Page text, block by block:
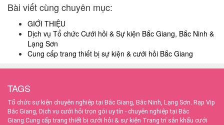
Bài viết cùng chuyên mục:
GIỚI THIỆU
Dịch vụ Tổ chức Cưới hỏi & Sự kiện Bắc Giang, Bắc Ninh &
Lạng Sơn
Cung cấp trang thiết bị sự kiện & cưới hỏi Bắc Giang
TAGS
Tổ chức sự kiện chuyên nghiệp tại Bắc Giang, Bắc Ninh, Lạng Sơn. Rạp Vip
Bắc Giang, Dịch vụ cưới hỏi trọn gói uy tín - chuyên nghiệp tại Bắc
Giang.Cung cấp trang thiết bị cưới hỏi & sự kiện Trang trí sân khấu cưới